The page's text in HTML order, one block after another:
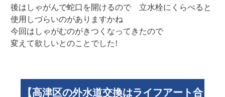
後はしゃがんで蛇口を開けるので 立水栓にくらべると
使用しづらいのがありますかね
今回はしゃがむのがきつくなってきたので
変えて欲しいとのことでした!
【高津区の外水道交換はライフアート合